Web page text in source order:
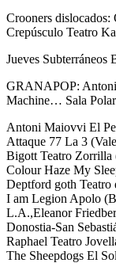
Crooners dislocados:
Crepúsculo Teatro
Jueves
GRANAPOP:
Machine… Sala
Antoni Maiovvi El
Attaque 77 La 3
Bigott Teatro Zorrilla
Colour Haze My
Deptford goth
I am Legion Apolo
L.A.,Eleanor
Donostia-San
Raphael Teatro
The Sheepdogs El